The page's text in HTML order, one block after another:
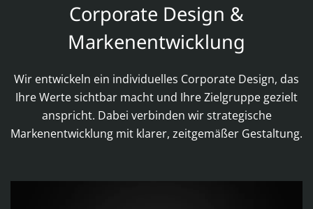
Corporate Design &
Markenentwicklung
Wir entwickeln ein individuelles Corporate Design, das
Ihre Werte sichtbar macht und Ihre Zielgruppe gezielt
anspricht. Dabei verbinden wir strategische
Markenentwicklung mit klarer, zeitgemäßer Gestaltung.